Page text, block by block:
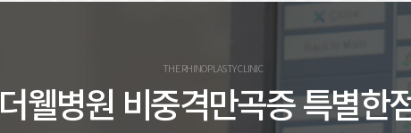
THE RHINOPLASTY CLINIC
더웰병원 비중격만곡증 특별한